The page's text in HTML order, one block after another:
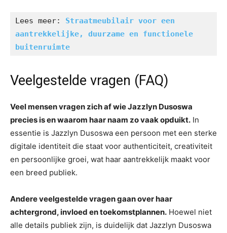
Lees meer: Straatmeubilair voor een
aantrekkelijke, duurzame en functionele
buitenruimte
Veelgestelde vragen (FAQ)
Veel mensen vragen zich af wie Jazzlyn Dusoswa
precies is en waarom haar naam zo vaak opduikt. In
essentie is Jazzlyn Dusoswa een persoon met een sterke
digitale identiteit die staat voor authenticiteit, creativiteit
en persoonlijke groei, wat haar aantrekkelijk maakt voor
een breed publiek.
Andere veelgestelde vragen gaan over haar
achtergrond, invloed en toekomstplannen. Hoewel niet
alle details publiek zijn, is duidelijk dat Jazzlyn Dusoswa